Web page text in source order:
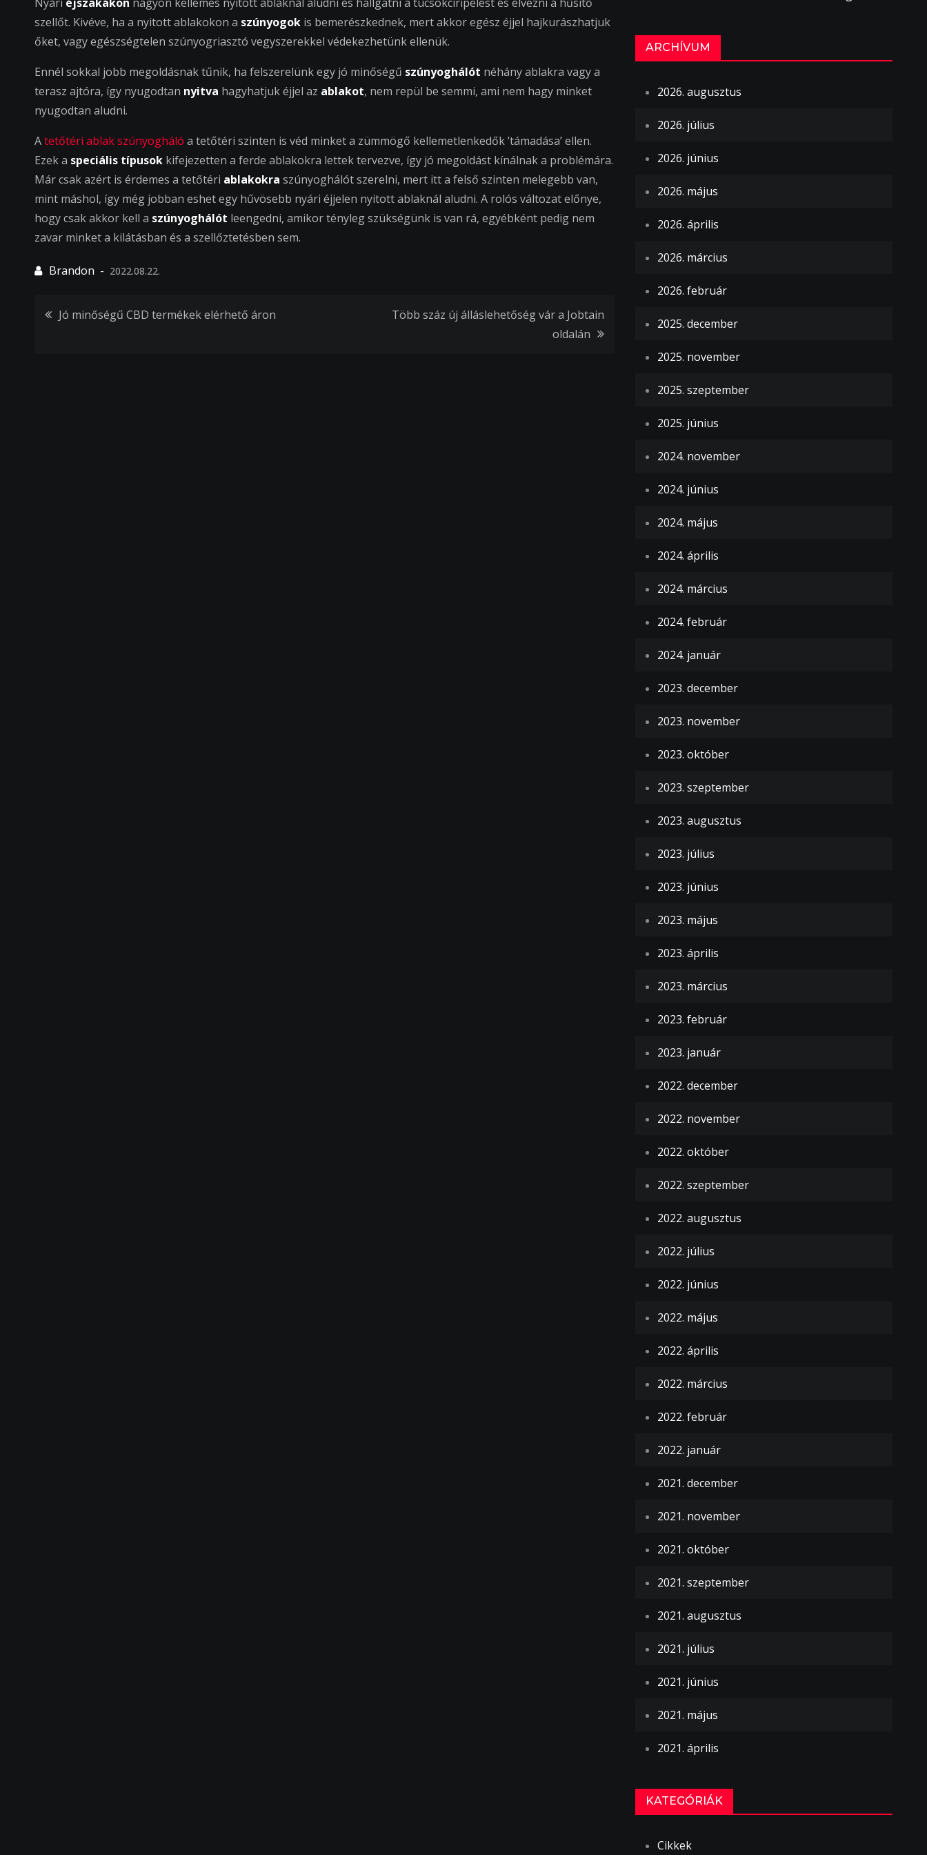
szellőt. Kivéve, ha a nyitott ablakokon a szúnyogok is bemerészkednek, mert akkor egész éjjel hajkurászhatjuk
őket, vagy egészségtelen szúnyogriasztó vegyszerekkel védekezhetünk ellenük.
Ennél sokkal jobb megoldásnak tűnik, ha felszerelünk egy jó minőségű szúnyoghálót néhány ablakra vagy a
terasz ajtóra, így nyugodtan nyitva hagyhatjuk éjjel az ablakot, nem repül be semmi, ami nem hagy minket
nyugodtan aludni.
Atetőtéri ablak szúnyogháló a tetőtéri szinten is véd minket a zümmögő kellemetlenkedők ’támadása’ ellen.
Ezek a speciális típusok kifejezetten a ferde ablakokra lettek tervezve, így jó megoldást kínálnak a problémára.
Már csak azért is érdemes a tetőtéri ablakokra szúnyoghálót szerelni, mert itt a felső szinten melegebb van,
mint máshol, így még jobban eshet egy hűvösebb nyári éjjelen nyitott ablaknál aludni. A rolós változat előnye,
hogy csak akkor kell a szúnyoghálót leengedni, amikor tényleg szükségünk is van rá, egyébként pedig nem
zavar minket a kilátásban és a szellőztetésben sem.
2022.08.22.
Bejegyzés
Jó minőségű CBD termékek elérhető áron
Több száz új álláslehetőség vár a Jobtain
oldalán
ARCHÍVUM
2026. augusztus
2026. július
2026. június
2026. május
2026. április
2026. március
2026. február
2025. december
2025. november
2025. szeptember
2025. június
2024. november
2024. június
2024. május
2024. április
2024. március
2024. február
2024. január
2023. december
2023. november
2023. október
2023. szeptember
2023. augusztus
2023. július
2023. június
2023. május
2023. április
2023. március
2023. február
2023. január
2022. december
2022. november
2022. október
2022. szeptember
2022. augusztus
2022. július
2022. június
2022. május
2022. április
2022. március
2022. február
2022. január
2021. december
2021. november
2021. október
2021. szeptember
2021. augusztus
2021. július
2021. június
2021. május
2021. április
KATEGÓRIÁK
Cikkek